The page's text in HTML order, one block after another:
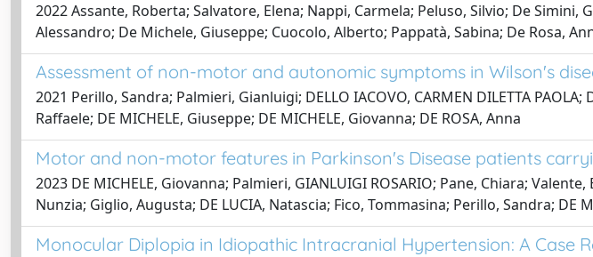
2022 Assante, Roberta; Salvatore, Elena; Nappi, Carmela; Peluso, Silvio; De
Alessandro; De Michele, Giuseppe; Cuocolo, Alberto; Pappatà, Sabina; De Rosa,
Assessment of non-motor and autonomic symptoms in Wilson's
2021 Perillo, Sandra; Palmieri, Gianluigi; DELLO IACOVO, CARMEN DILETTA
Raffaele; DE MICHELE, Giuseppe; DE MICHELE, Giovanna; DE ROSA, Anna
Motor and non-motor features in Parkinson's Disease patients
2023 DE MICHELE, Giovanna; Palmieri, GIANLUIGI ROSARIO; Pane, Chiara;
Nunzia; Giglio, Augusta; DE LUCIA, Natascia; Fico, Tommasina; Perillo, Sandra; DE
Monocular Diplopia in Idiopathic Intracranial Hypertension: A Case